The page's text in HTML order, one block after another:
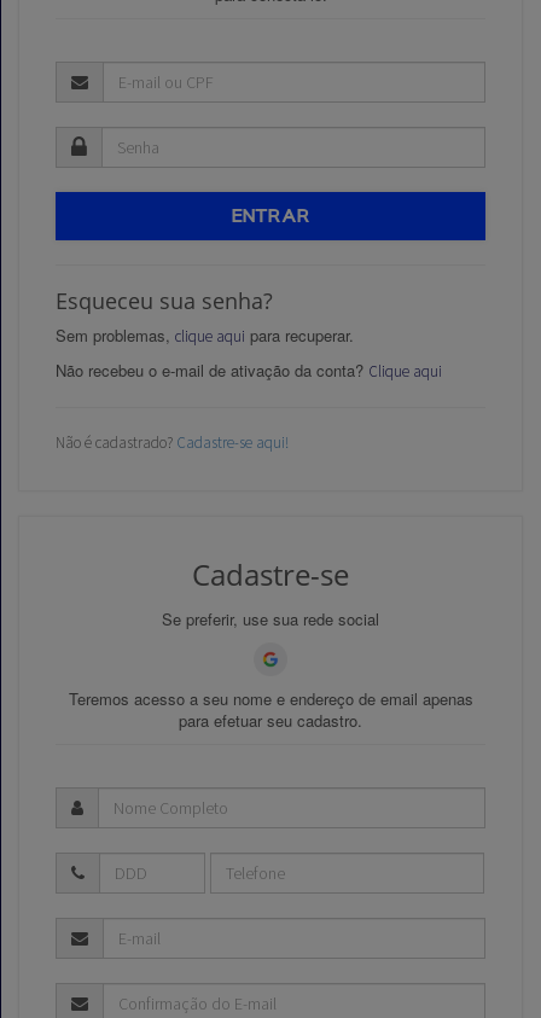
Aprovados
Aulas
VIVO
GRATUITAS!
ENTRAR
Esqueceu sua senha?
Sem problemas, clique aqui para recuperar.
Não recebeu o e-mail de ativação da conta? Clique aqui
Não é cadastrado? Cadastre-se aqui!
Cadastre-se
Se preferir, use sua rede social
Teremos acesso a seu nome e endereço de email apenas
para efetuar seu cadastro.